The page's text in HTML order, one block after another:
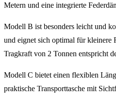
Metern und eine integrierte
Modell B ist besonders leicht und
und eignet sich optimal für kleinere
Tragkraft von 2 Tonnen entspricht
Modell C bietet einen flexiblen
praktische Transporttasche mit